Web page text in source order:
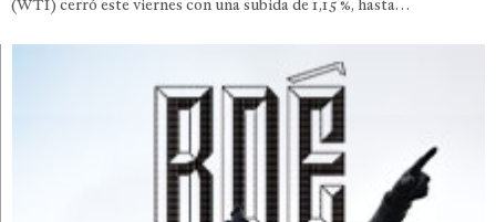
(WTI) cerró este viernes con una subida de 1,15 %, hasta…